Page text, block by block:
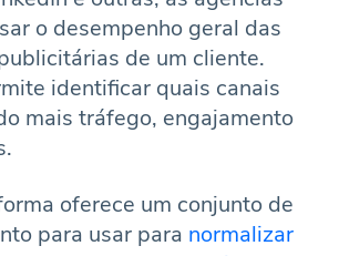
o desempenho geral das
de um cliente.
identificar quais canais
mais tráfego, engajamento
oferece um conjunto de
para usar para normalizar